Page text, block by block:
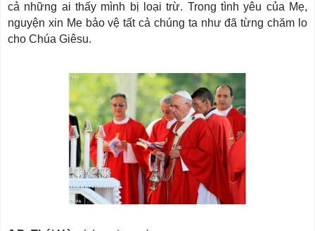
cả những ai thấy mình bị loại trừ. Trong tình yêu của Mẹ,
nguyện xin Me bảo vệ tất cả chúng ta như đã từng chăm lo
cho Chúa Giêsu.